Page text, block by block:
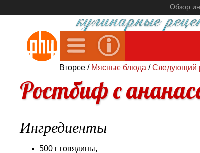
Обзор
Второе / Мясные блюда /Следующий
Ростбиф с
Ингредиенты
500 г говядины,